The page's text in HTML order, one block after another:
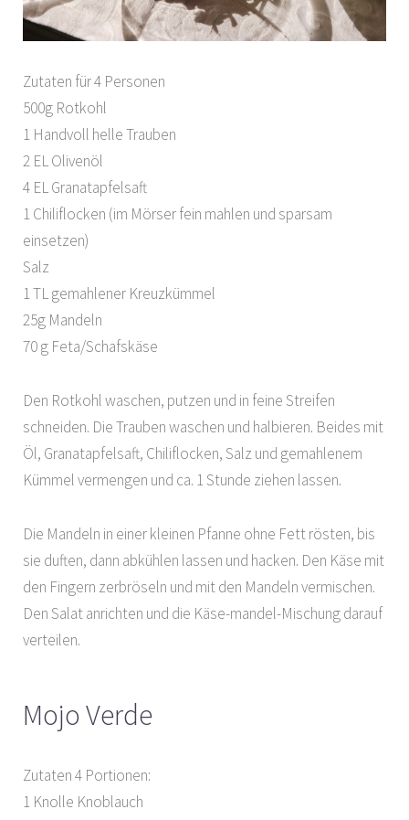
Zutaten für 4 Personen
500g Rotkohl
1 Handvoll helle Trauben
2 EL Olivenöl
4 EL Granatapfelsaft
1 Chiliflocken (im Mörser fein mahlen und sparsam
einsetzen)
Salz
1 TL gemahlener Kreuzkümmel
25g Mandeln
70 g Feta/Schafskäse
Den Rotkohl waschen, putzen und in feine Streifen
schneiden. Die Trauben waschen und halbieren. Beides mit
Öl, Granatapfelsaft, Chiliflocken, Salz und gemahlenem
Kümmel vermengen und ca. 1 Stunde ziehen lassen.
Die Mandeln in einer kleinen Pfanne ohne Fett rösten, bis
sie duften, dann abkühlen lassen und hacken. Den Käse mit
den Fingern zerbröseln und mit den Mandeln vermischen.
Den Salat anrichten und die Käse-mandel-Mischung darauf
verteilen.
Mojo Verde
Zutaten 4 Portionen:
1 Knolle Knoblauch